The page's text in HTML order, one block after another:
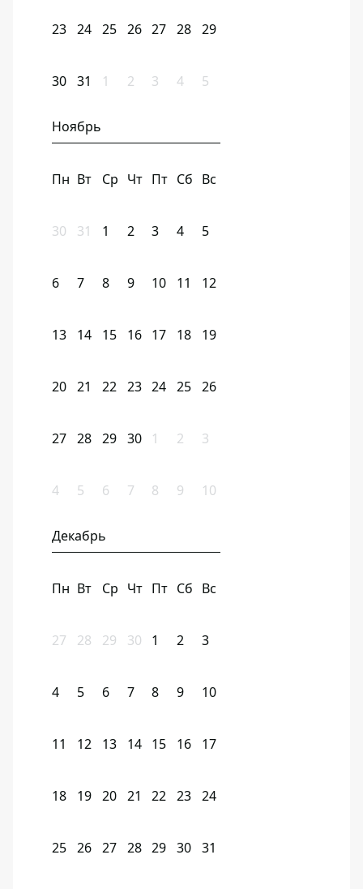
23 24 25 26 27 28 29
30 31 1 2 3 4 5
Ноябрь
Пн Вт Ср Чт Пт Сб Вс
30 31 1 2 3 4 5
6 7 8 9 10 11 12
13 14 15 16 17 18 19
20 21 22 23 24 25 26
27 28 29 30 1 2 3
4 5 6 7 8 9 10
Декабрь
Пн Вт Ср Чт Пт Сб Вс
27 28 29 30 1 2 3
4 5 6 7 8 9 10
11 12 13 14 15 16 17
18 19 20 21 22 23 24
25 26 27 28 29 30 31